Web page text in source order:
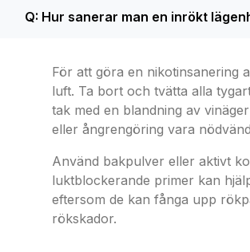
Q: Hur sanerar man en inrökt
För att göra en nikotinsanering
luft. Ta bort och tvätta alla
tak med en blandning av
eller ångrengöring vara
Använd bakpulver eller aktivt
luktblockerande primer kan
eftersom de kan fånga upp
rökskador.